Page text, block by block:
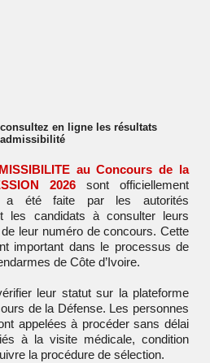
en ligne les résultats
au Concours de la
2026
sont officiellement
a été faite par les autorités
les candidats à consulter leurs
de leur numéro de concours. Cette
important dans le processus de
de Côte d’Ivoire.
leur statut sur la plateforme
de la Défense. Les personnes
appelées à procéder sans délai
à la visite médicale, condition
la procédure de sélection.